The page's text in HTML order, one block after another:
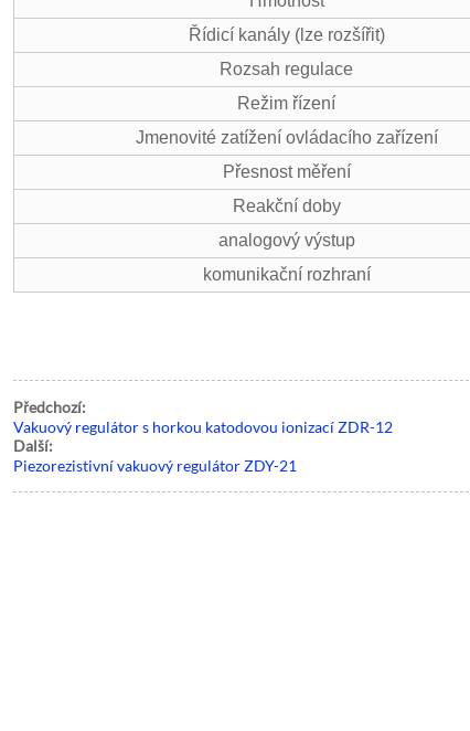
Řídicí kanály (lze rozšířit)
Rozsah regulace
Režim řízení
Jmenovité zatížení ovládacího zařízení
Přesnost měření
Reakční doby
analogový výstup
komunikační rozhraní
Předchozí:
Vakuový regulátor s horkou katodovou ionizací ZDR-12
Další:
Piezorezistivní vakuový regulátor ZDY-21